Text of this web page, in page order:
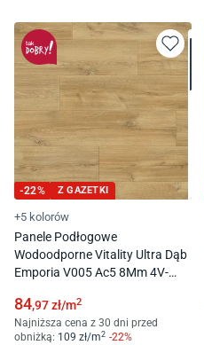
-22% Z GAZETKI
+5 kolorów
Panele Podłogowe
Wodoodporne Vitality Ultra Dąb
Emporia V005 Ac5 8Mm 4V-
84,97zł/m2
Najniższa cena z 30 dni przed
obniżką: 109 zł/m2 -22%